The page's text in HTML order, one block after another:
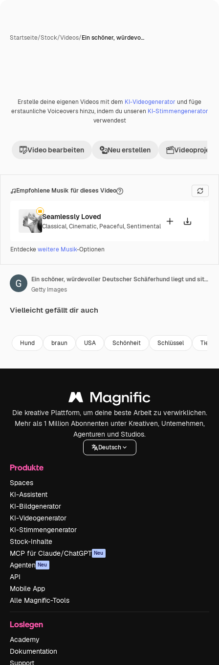
Startseite/Stock/Videos/Ein schöner, würdevo…
Premium
Erstelle deine eigenen Videos mit dem KI-Videogenerator und füge
erstaunliche Voiceovers hinzu, indem du unseren KI-Stimmengenerator
verwendest
Video bearbeiten Neu erstellen Videoprojekt
Empfohlene Musik für dieses Video
Seamlessly Loved
Classical,Cinematic, Peaceful,Sentimental
Entdeckeweitere Musik-Optionen
Ein schöner, würdevoller Deutscher Schäferhund liegt und sitzt vor einem Greenscreen-Hintergrund.
Getty Images
Vielleicht gefällt dir auch
Hund braun USA Schönheit Schlüssel Tier
Die kreative Plattform, um deine beste Arbeit zu verwirklichen.
Mehr als 1 Million Abonnenten unter Kreativen, Unternehmen,
Agenturen und Studios.
Deutsch
Produkte
Spaces
KI-Assistent
KI-Bildgenerator
KI-Videogenerator
KI-Stimmengenerator
Stock-Inhalte
MCP für Claude/ChatGPT Neu
Agenten Neu
API
Mobile App
Alle Magnific-Tools
Loslegen
Academy
Dokumentation
Support